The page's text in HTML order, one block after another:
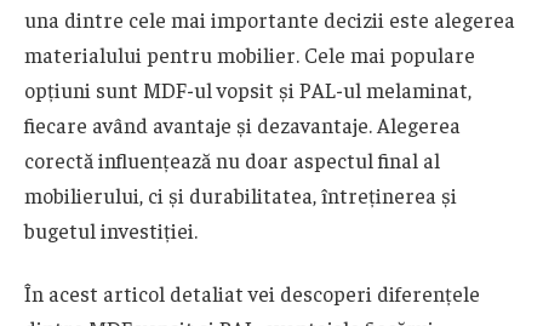
una dintre cele mai importante decizii este alegerea
materialului pentru mobilier. Cele mai populare
opțiuni sunt MDF-ul vopsit și PAL-ul melaminat,
fiecare având avantaje și dezavantaje. Alegerea
corectă influențează nu doar aspectul final al
mobilierului, ci și durabilitatea, întreținerea și
bugetul investiției.
În acest articol detaliat vei descoperi diferențele